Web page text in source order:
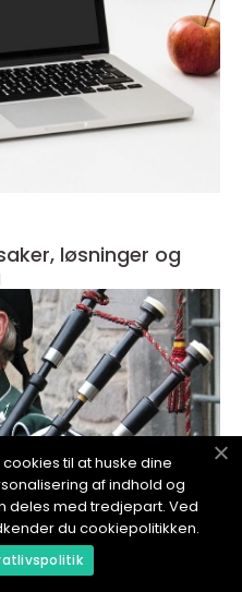
løsninger og
til at huske dine
af indhold og
deles med tredjepart. Ved
du cookiepolitikken.